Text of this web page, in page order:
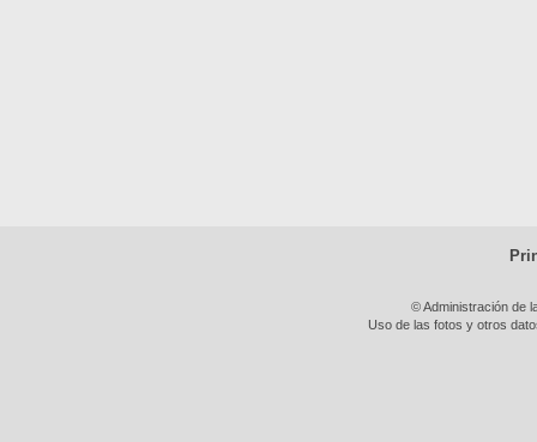
© Administración de
Uso de las fotos y otros